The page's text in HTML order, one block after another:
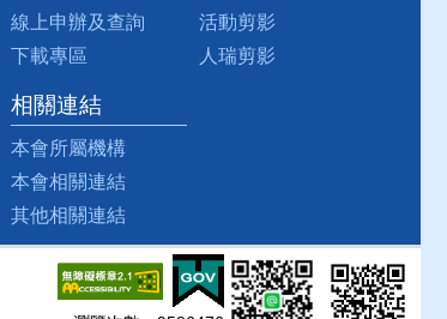
線上申辦及查詢
下載專區
活動剪影
人瑞剪影
相關連結
本會所屬機構
本會相關連結
其他相關連結